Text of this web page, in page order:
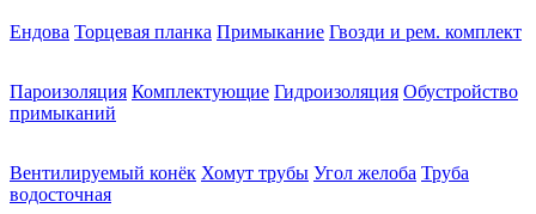
Ендова Торцевая планка Примыкание Гвозди и рем. комплект
Пароизоляция Комплектующие Гидроизоляция Обустройство
примыканий
Вентилируемый конёк Хомут трубы Угол желоба Труба
водосточная